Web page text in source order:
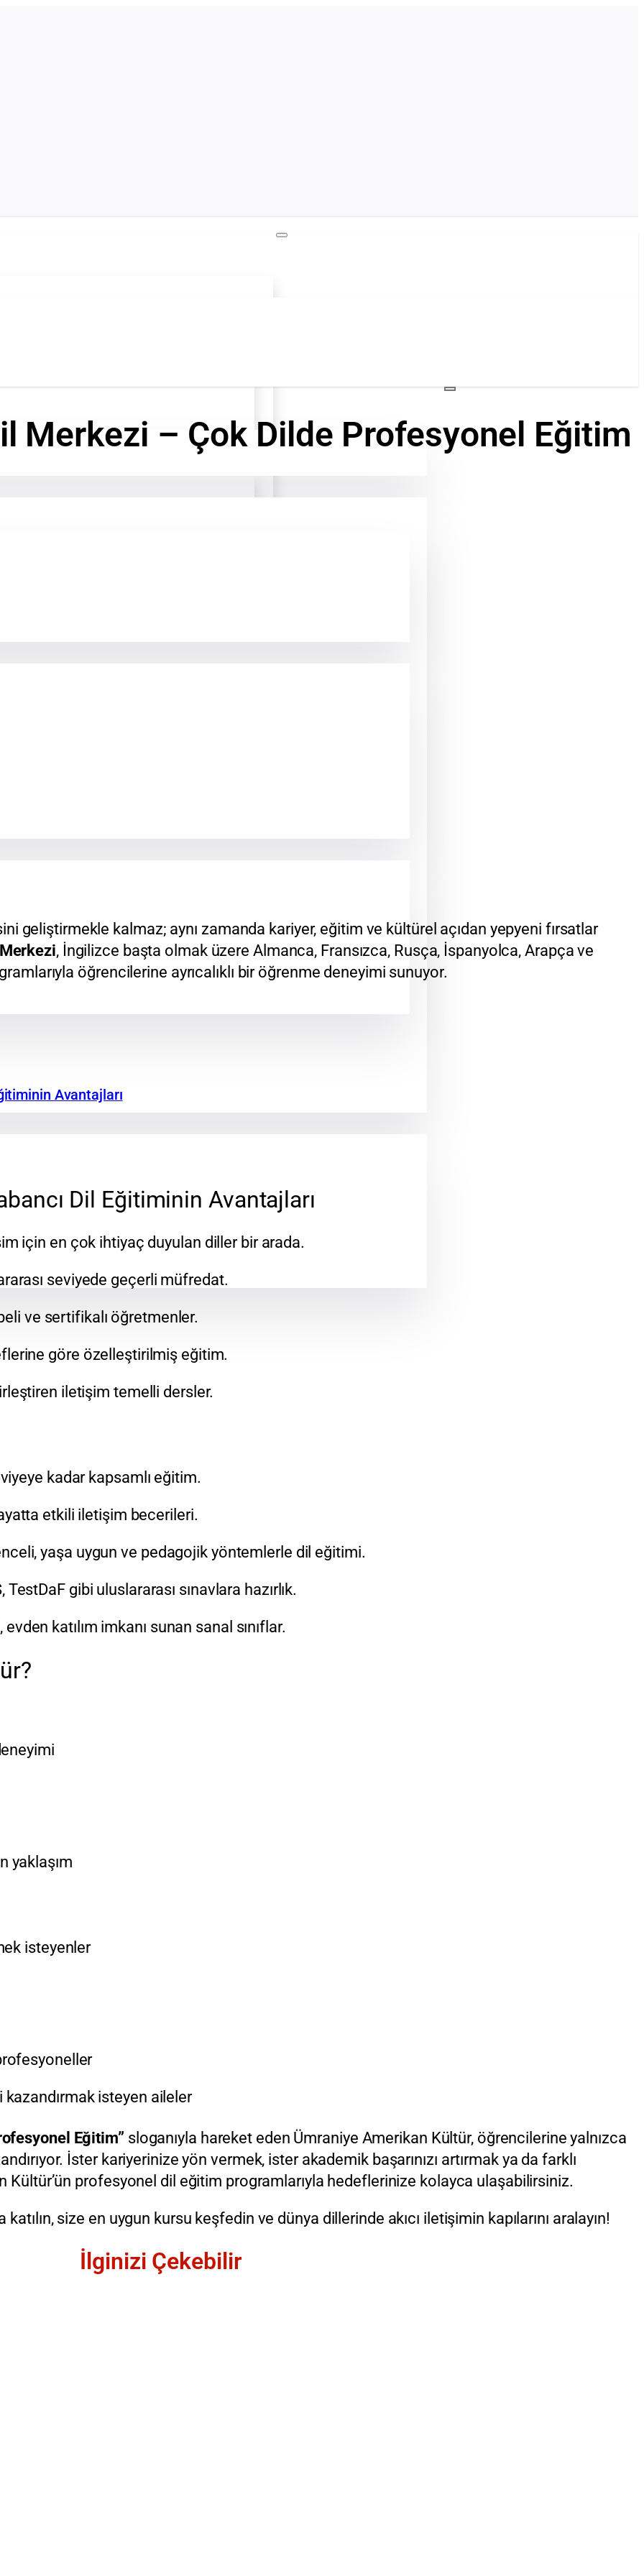
Merkezi – Çok Dilde Profesyonel Eğitim
geliştirmekle kalmaz; aynı zamanda kariyer, eğitim ve kültürel açıdan yepyeni fırsatlar
, İngilizce başta olmak üzere Almanca, Fransızca, Rusça, İspanyolca, Arapça ve
öğrencilerine ayrıcalıklı bir öğrenme deneyimi sunuyor.
Avantajları
Dil Eğitiminin Avantajları
için en çok ihtiyaç duyulan diller bir arada.
seviyede geçerli müfredat.
ve sertifikalı öğretmenler.
göre özelleştirilmiş eğitim.
iletişim temelli dersler.
kadar kapsamlı eğitim.
etkili iletişim becerileri.
yaşa uygun ve pedagojik yöntemlerle dil eğitimi.
TestDaF gibi uluslararası sınavlara hazırlık.
katılım imkanı sunan sanal sınıflar.
yaklaşım
isteyenler
kazandırmak isteyen aileler
Eğitim” sloganıyla hareket eden Ümraniye Amerikan Kültür, öğrencilerine yalnızca
İster kariyerinize yön vermek, ister akademik başarınızı artırmak ya da farklı
profesyonel dil eğitim programlarıyla hedeflerinize kolayca ulaşabilirsiniz.
size en uygun kursu keşfedin ve dünya dillerinde akıcı iletişimin kapılarını aralayın!
İlginizi Çekebilir